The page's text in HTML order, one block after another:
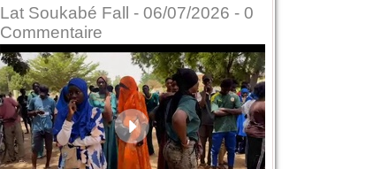
Lat Soukabé Fall - 06/07/2026 - 0
Commentaire